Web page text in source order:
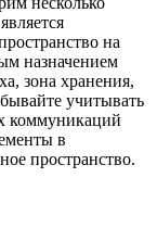
на
назначением
зона хранения,
учитывать
коммуникаций
в
пространство.